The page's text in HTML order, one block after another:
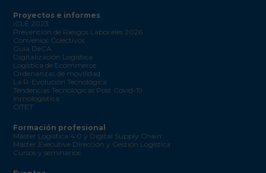
Proyectos e informes
ICLE 2023
Prevención de Riesgos Laborales 2026
Convenios Colectivos
Guía DeCA
Digitalización Logística
Logística de Ecommerce
Ordenanzas de movilidad
La R-Evolución Tecnológica
Tendencias Tecnológicas Post Covid-19
Inmologística
CITET
Formación profesional
Máster Logística 4.0 y Digital Supply Chain
Máster Executive Dirección y Gestión Logística
Cursos y seminarios